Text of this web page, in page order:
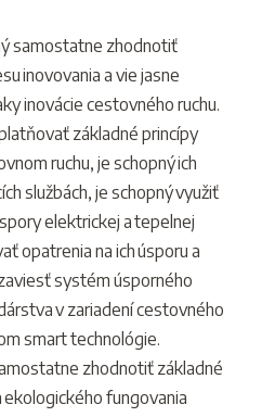
samostatne zhodnotiť
inovovania a vie jasne
inovácie cestovného ruchu.
základné princípy
ruchu, je schopný ich
službách, je schopný využiť
elektrickej a tepelnej
opatrenia na ich úsporu a
systém úsporného
v zariadení cestovného
smart technológie.
zhodnotiť základné
fungovania